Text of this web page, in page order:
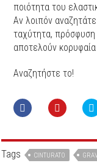
ποιότητα του
Αν λοιπόν
ταχύτητα, πρόσφυση
αποτελούν κορυφαία
Αναζητήστε το!
Tags CINTURATO